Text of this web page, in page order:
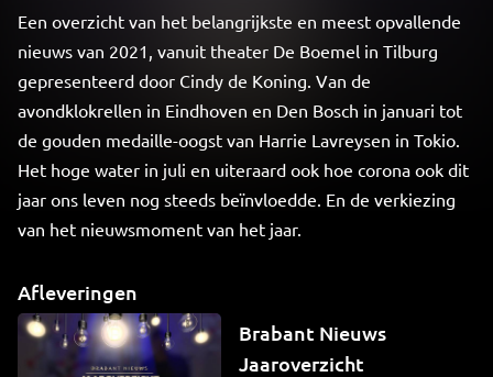
Een overzicht van het belangrijkste en meest opvallende
nieuws van 2021, vanuit theater De Boemel in Tilburg
gepresenteerd door Cindy de Koning. Van de
avondklokrellen in Eindhoven en Den Bosch in januari tot
de gouden medaille-oogst van Harrie Lavreysen in Tokio.
Het hoge water in juli en uiteraard ook hoe corona ook dit
jaar ons leven nog steeds beïnvloedde. En de verkiezing
van het nieuwsmoment van het jaar.
Afleveringen
Brabant Nieuws
Jaaroverzicht